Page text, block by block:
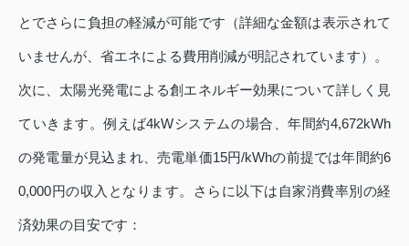
とでさらに負担の軽減が可能です（詳細な金額は表示されて
いませんが、省エネによる費用削減が明記されています）。
次に、太陽光発電による創エネルギー効果について詳しく見
ていきます。例えば4kWシステムの場合、年間約4,672kWh
の発電量が見込まれ、売電単価15円/kWhの前提では年間約6
0,000円の収入となります。さらに以下は自家消費率別の経
済効果の目安です：